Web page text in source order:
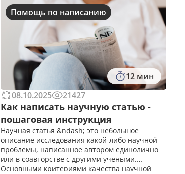
основные преимущества студ
Помощь по написанию
12 мин
08.10.2025
21427
Как написать научную статью -
пошаговая инструкция
Научная статья &ndash; это небольшое
описание исследования какой-либо научной
проблемы, написанное автором единолично
или в соавторстве с другими учеными.
Основными критериями качества научной